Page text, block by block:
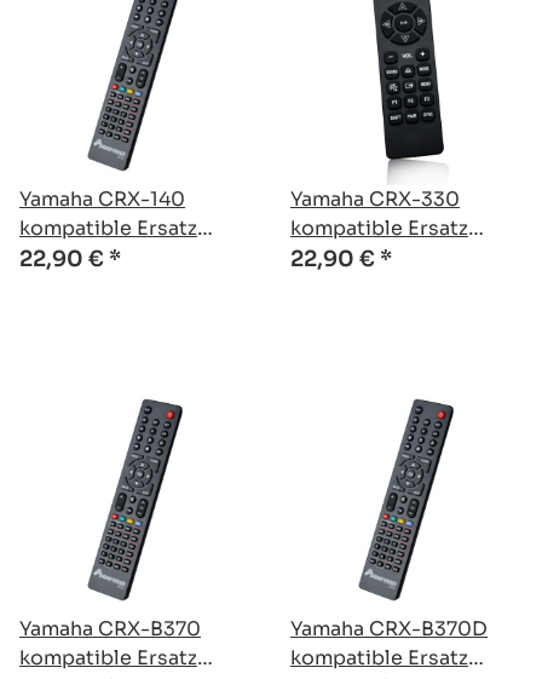
Yamaha CRX-140
kompatible Ersatz
Fernbedienung
22,90 € *
Yamaha CRX-330
kompatible Ersatz
Fernbedienung
22,90 € *
Yamaha CRX-B370
kompatible Ersatz
Yamaha CRX-B370D
kompatible Ersatz